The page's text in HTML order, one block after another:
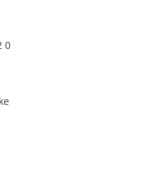
0